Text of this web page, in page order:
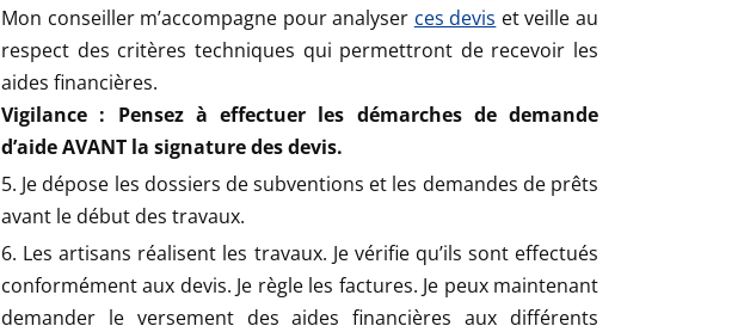
Mon conseiller m’accompagne pour analyser ces devis et veille au
respect des critères techniques qui permettront de recevoir les
aides financières.
Vigilance : Pensez à effectuer les démarches de demande
d’aide AVANT la signature des devis.
Je dépose les dossiers de subventions et les demandes de prêts
avant le début des travaux.
Les artisans réalisent les travaux. Je vérifie qu’ils sont effectués
conformément aux devis. Je règle les factures. Je peux maintenant
demander le versement des aides financières aux différents